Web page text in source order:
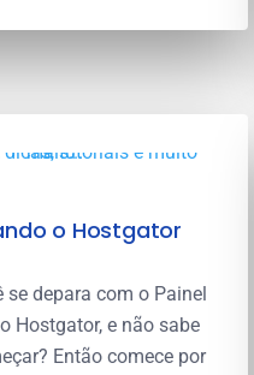
o Hostgator
se depara com o Painel
Hostgator, e não sabe
Então comece por